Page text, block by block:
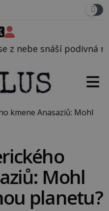
rosolovitá látka
kmene Anasaziů: Mohl
Mohl
planetu?